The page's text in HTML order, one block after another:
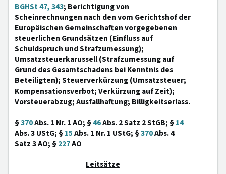
BGHSt 47, 343; Berichtigung von
Scheinrechnungen nach den vom Gerichtshof der
Europäischen Gemeinschaften vorgegebenen
steuerlichen Grundsätzen (Einfluss auf
Schuldspruch und Strafzumessung);
Umsatzsteuerkarussell (Strafzumessung auf
Grund des Gesamtschadens bei Kenntnis des
Beteiligten); Steuerverkürzung (Umsatzsteuer;
Kompensationsverbot; Verkürzung auf Zeit);
Vorsteuerabzug; Ausfallhaftung; Billigkeitserlass.
§370Abs. 1 Nr. 1 AO; §46Abs. 2 Satz 2 StGB; §14
Abs. 3 UStG; §15Abs. 1 Nr. 1 UStG; §370Abs. 4
Satz 3 AO; §227AO
Leitsätze